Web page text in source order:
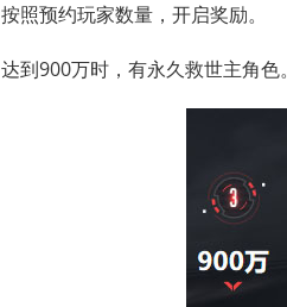
按照预约玩家数量，开启奖励。
达到900万时，有永久救世主角色。